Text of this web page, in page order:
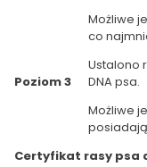
Możliwe
co
Poziom 3
Ustalono
DNA psa.
Możliwe
posiadają
Certyfikat rasy psa